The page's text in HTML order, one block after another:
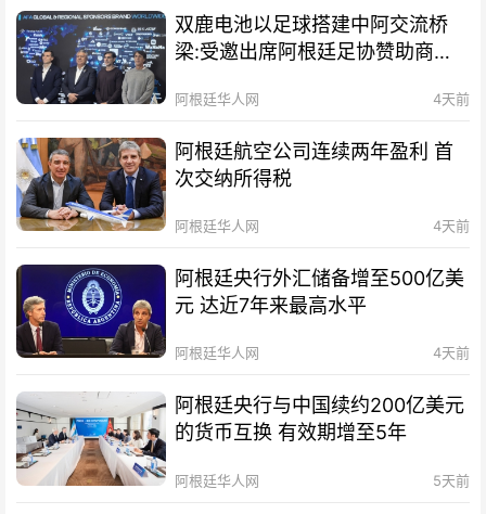
双鹿电池以足球搭建中阿交流桥
梁:受邀出席阿根廷足协赞助商招
阿根廷华人网 4天前
阿根廷航空公司连续两年盈利 首
次交纳所得税
阿根廷华人网 4天前
阿根廷央行外汇储备增至500亿美
元 达近7年来最高水平
阿根廷华人网 4天前
阿根廷央行与中国续约200亿美元
的货币互换 有效期增至5年
阿根廷华人网 5天前